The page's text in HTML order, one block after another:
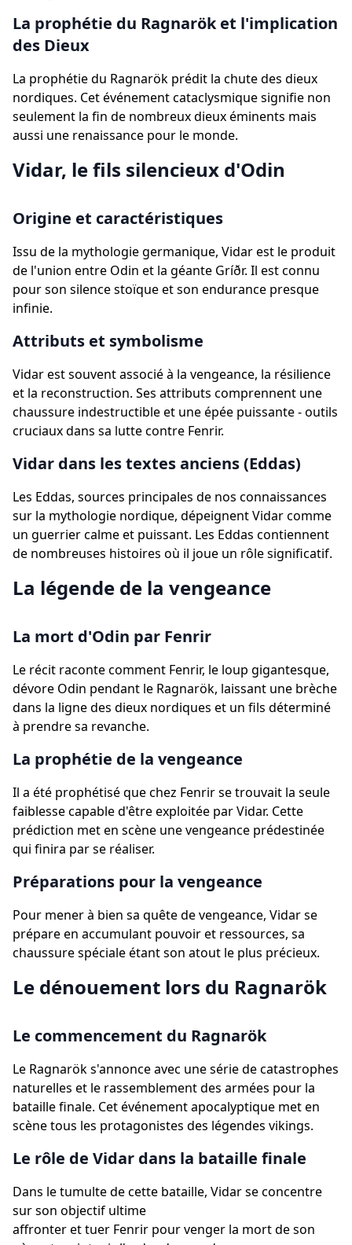
La prophétie du Ragnarök et l'implication
des Dieux
La prophétie du Ragnarök prédit la chute des dieux
nordiques. Cet événement cataclysmique signifie non
seulement la fin de nombreux dieux éminents mais
aussi une renaissance pour le monde.
Vidar, le fils silencieux d'Odin
Origine et caractéristiques
Issu de la mythologie germanique, Vidar est le produit
de l'union entre Odin et la géante Gríðr. Il est connu
pour son silence stoïque et son endurance presque
infinie.
Attributs et symbolisme
Vidar est souvent associé à la vengeance, la résilience
et la reconstruction. Ses attributs comprennent une
chaussure indestructible et une épée puissante - outils
cruciaux dans sa lutte contre Fenrir.
Vidar dans les textes anciens (Eddas)
Les Eddas, sources principales de nos connaissances
sur la mythologie nordique, dépeignent Vidar comme
un guerrier calme et puissant. Les Eddas contiennent
de nombreuses histoires où il joue un rôle significatif.
La légende de la vengeance
La mort d'Odin par Fenrir
Le récit raconte comment Fenrir, le loup gigantesque,
dévore Odin pendant le Ragnarök, laissant une brèche
dans la ligne des dieux nordiques et un fils déterminé
à prendre sa revanche.
La prophétie de la vengeance
Il a été prophétisé que chez Fenrir se trouvait la seule
faiblesse capable d'être exploitée par Vidar. Cette
prédiction met en scène une vengeance prédestinée
qui finira par se réaliser.
Préparations pour la vengeance
Pour mener à bien sa quête de vengeance, Vidar se
prépare en accumulant pouvoir et ressources, sa
chaussure spéciale étant son atout le plus précieux.
Le dénouement lors du Ragnarök
Le commencement du Ragnarök
Le Ragnarök s'annonce avec une série de catastrophes
naturelles et le rassemblement des armées pour la
bataille finale. Cet événement apocalyptique met en
scène tous les protagonistes des légendes vikings.
Le rôle de Vidar dans la bataille finale
Dans le tumulte de cette bataille, Vidar se concentre
sur son objectif ultime
affronter et tuer Fenrir pour venger la mort de son